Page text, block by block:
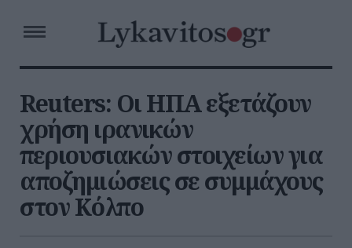
Reuters: Οι ΗΠΑ εξετάζουν
χρήση ιρανικών
περιουσιακών στοιχείων για
αποζημιώσεις σε συμμάχους
στον Κόλπο